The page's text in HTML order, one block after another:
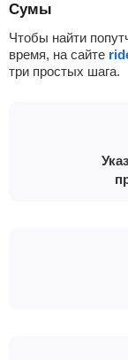
Сумы
Чтобы найти
время, на сайте
три простых шага.